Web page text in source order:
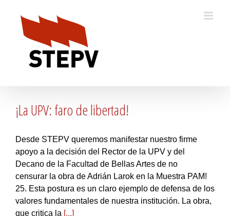
content
¡La UPV: faro de libertad!
Desde STEPV queremos manifestar nuestro firme
apoyo a la decisión del Rector de la UPV y del
Decano de la Facultad de Bellas Artes de no
censurar la obra de Adrián Larok en la Muestra PAM!
25. Esta postura es un claro ejemplo de defensa de los
valores fundamentales de nuestra institución. La obra,
que critica la [...]